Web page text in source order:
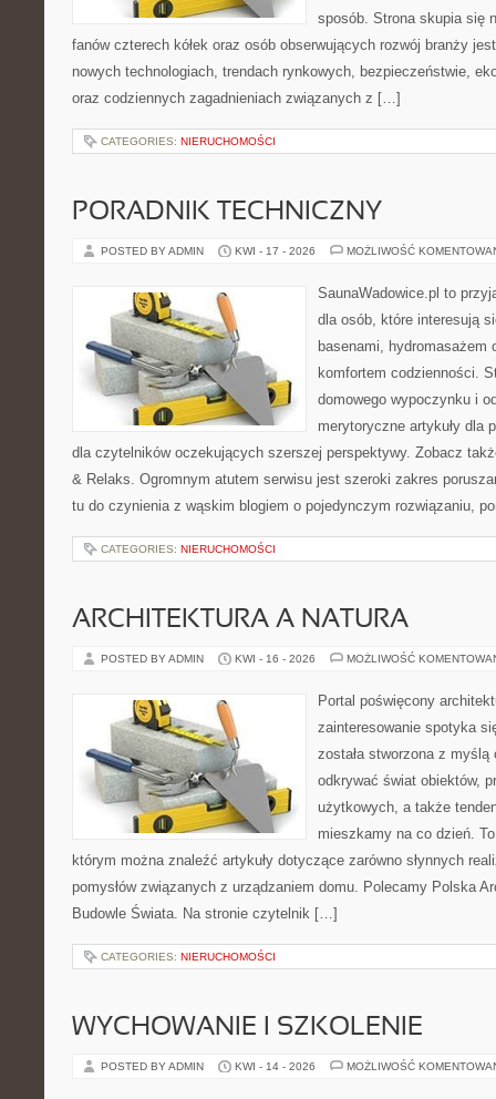
sposób. Strona skupia się
fanów czterech kółek oraz osób obserwujących rozwój branży
nowych technologiach, trendach rynkowych, bezpieczeństwie,
oraz codziennych zagadnieniach związanych z […]
CATEGORIES: NIERUCHOMOŚCI
PORADNIK TECHNICZNY
POSTED BY ADMIN KWI - 17 - 2026 MOŻLIWOŚĆ
SaunaWadowice.pl to
dla osób, które interesują
basenami, hydromasażem
komfortem codzienności.
domowego wypoczynku i
merytoryczne artykuły dla
dla czytelników oczekujących szerszej perspektywy. Zobacz
& Relaks. Ogromnym atutem serwisu jest szeroki zakres
tu do czynienia z wąskim blogiem o pojedynczym rozwiązaniu,
CATEGORIES: NIERUCHOMOŚCI
ARCHITEKTURA A NATURA
POSTED BY ADMIN KWI - 16 - 2026 MOŻLIWOŚĆ
Portal poświęcony
zainteresowanie spotyka
została stworzona z
odkrywać świat obiektów,
użytkowych, a także
mieszkamy na co dzień.
którym można znaleźć artykuły dotyczące zarówno słynnych
pomysłów związanych z urządzaniem domu. Polecamy Polska
Budowle Świata. Na stronie czytelnik […]
CATEGORIES: NIERUCHOMOŚCI
WYCHOWANIE I SZKOLENIE
POSTED BY ADMIN KWI - 14 - 2026 MOŻLIWOŚĆ